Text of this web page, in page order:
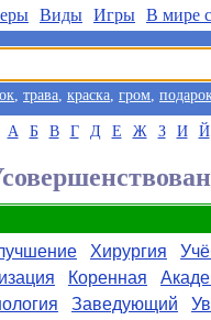
Виды Игры В мире
, трава, краска, гром,
А Б В Г Д Е Ж З И Й
Хирургия
Коренная
Заведующий